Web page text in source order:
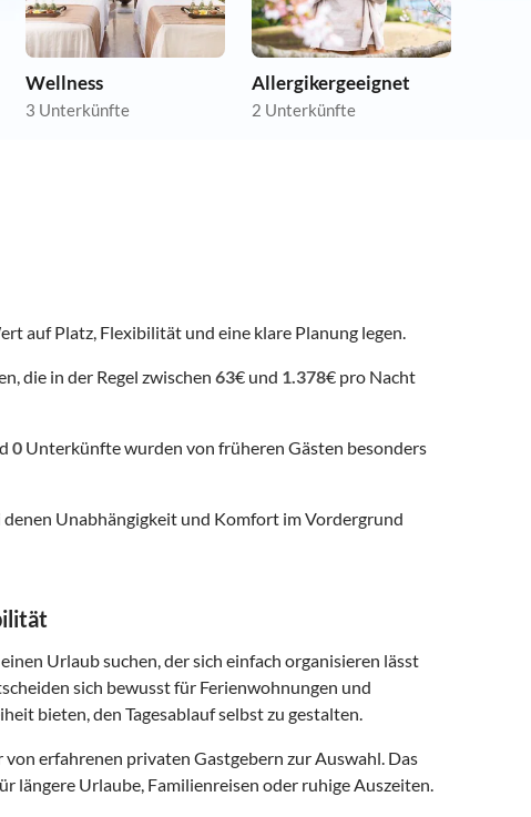
Wellness
3 Unterkünfte
Allergikergeeignet
2 Unterkünfte
auf Platz, Flexibilität und eine klare Planung legen.
die in der Regel zwischen 63€ und 1.378€ pro Nacht
0 Unterkünfte wurden von früheren Gästen besonders
Unabhängigkeit und Komfort im Vordergrund
Urlaub suchen, der sich einfach organisieren lässt
sich bewusst für Ferienwohnungen und
bieten, den Tagesablauf selbst zu gestalten.
erfahrenen privaten Gastgebern zur Auswahl. Das
Urlaube, Familienreisen oder ruhige Auszeiten.